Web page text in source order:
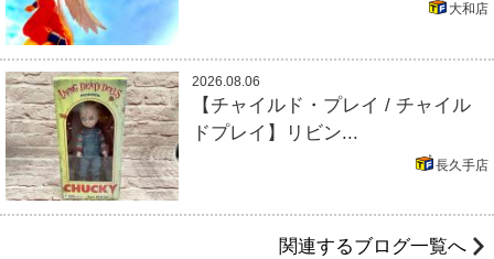
大和店
2026.08.06
【チャイルド・プレイ / チャイル
ドプレイ】リビン...
長久手店
関連するブログ一覧へ